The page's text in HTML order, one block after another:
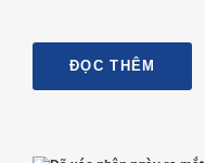
ĐỌC THÊM